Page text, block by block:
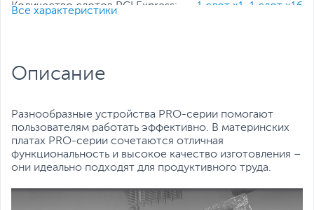
Количество слотов PCI Express:
1 слот x1
1 слот x16
Все характеристики
Описание
Разнообразные устройства PRO-серии помогают
пользователям работать эффективно. В материнских
платах PRO-серии сочетаются отличная
функциональность и высокое качество изготовления –
они идеально подходят для продуктивного труда.